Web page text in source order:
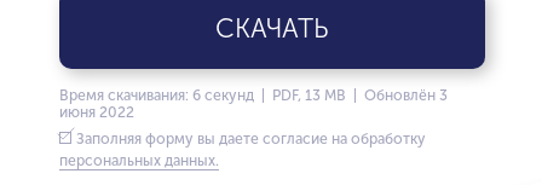
СКАЧАТЬ
Время скачивания: 6 секунд | PDF, 13 MB | Обновлён 3
июня 2022
Заполняя форму вы даете согласие на обработку
персональных данных.